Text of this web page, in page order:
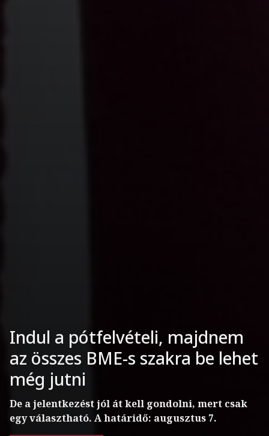
Indul a pótfelvételi, majdnem
az összes BME-s szakra be lehet
még jutni
De a jelentkezést jól át kell gondolni, mert csak
egy választható. A határidő: augusztus 7.
jobb kvantumlabor, mint a
BME-n
A felújított és világszínvonalú műszerekkel
frissített laboratóriumból kerülhetnek ki a jövő
csipjei.